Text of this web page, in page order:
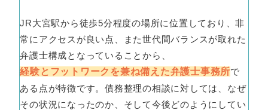
JR大宮駅から徒歩5分程度の場所に位置しており、非
常にアクセスが良い点、また世代間バランスが取れた
弁護士構成となっていることから、
経験とフットワークを兼ね備えた弁護士事務所で
ある点が特徴です。債務整理の相談に対しては、なぜ
その状況になったのか、そして今後どのようにしてい